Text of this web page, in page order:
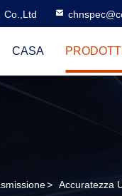
Co.,Ltd
CASA PRODOTTI
> Accuratezza